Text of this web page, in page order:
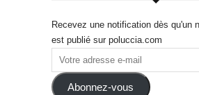
Recevez une notification dès qu'un
est publié sur poluccia.com
Abonnez-vous